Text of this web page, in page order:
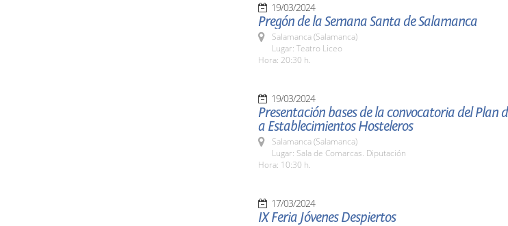
19/03/2024
Pregón de la Semana Santa de Salamanca
Salamanca (Salamanca)
Lugar: Teatro Liceo
Hora: 20:30 h.
19/03/2024
Presentación bases de la convocatoria del Plan
a Establecimientos Hosteleros
Salamanca (Salamanca)
Lugar: Sala de Comarcas. Diputación
Hora: 10:30 h.
17/03/2024
IX Feria Jóvenes Despiertos